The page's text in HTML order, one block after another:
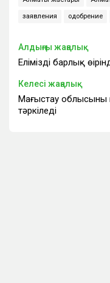
заявления одобрение
Алдыңғы жаңалық
Еліміздің барлық
Келесі жаңалық
Маңғыстау облысының
тәркіледі